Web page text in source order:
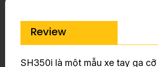
Review
SH350i là một mẫu xe tay ga